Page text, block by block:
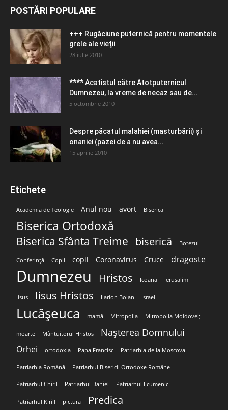
POSTĂRI POPULARE
+++ Rugăciune puternică pentru momentele
grele ale vieţii
28 iulie 2010
**** Acatistul către Atotputernicul
Dumnezeu, la vreme de necaz sau de...
5 octombrie 2010
Despre păcatul malahiei (masturbării) şi
onaniei (pazei de a nu avea...
15 aprilie 2010
Etichete
Academia de Teologie Anul nou avort Biserica
Biserica Ortodoxă
Biserica Sfânta Treime biserică Botezul
Conferință Copii copil Coronavirus Cruce dragoste
Dumnezeu Hristos Icoana Ierusalim
Iisus Iisus Hristos Ilarion Boian Israel
Lucășeuca mamă Mitropolia Mitropolia Moldovei;
moarte Mântuitorul Hristos Nașterea Domnului
Orhei ortodoxia Papa Francisc Patriarhia de la Moscova
Patriarhia Română Patriarhul Bisericii Ortodoxe Române
Patriarhul Chiril Patriarhul Daniel Patriarhul Ecumenic
Patriarhul Kirill pictura Predica